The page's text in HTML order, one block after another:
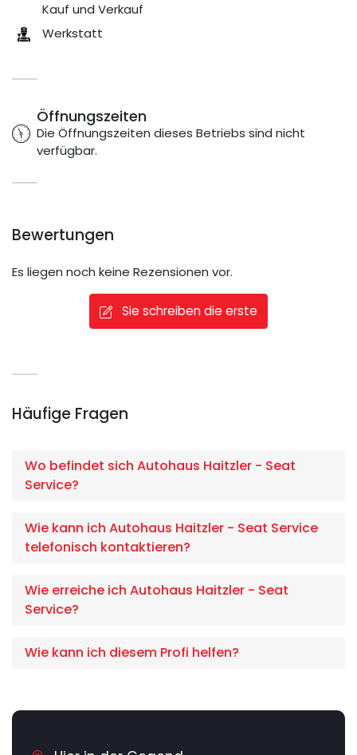
Kauf und Verkauf
Werkstatt
Öffnungszeiten
Die Öffnungszeiten dieses Betriebs sind nicht
verfügbar.
Bewertungen
Es liegen noch keine Rezensionen vor.
Sie schreiben die erste
Häufige Fragen
Wo befindet sich Autohaus Haitzler - Seat
Service?
Wie kann ich Autohaus Haitzler - Seat Service
telefonisch kontaktieren?
Wie erreiche ich Autohaus Haitzler - Seat
Service?
Wie kann ich diesem Profi helfen?